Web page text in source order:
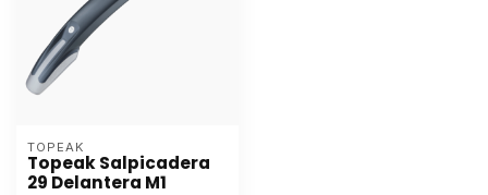
TOPEAK
Topeak Salpicadera
29 Delantera M1